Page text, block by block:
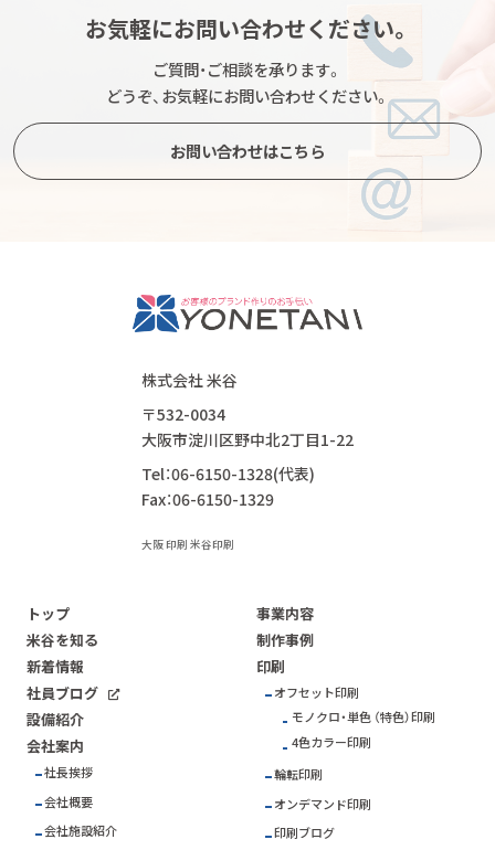
お気軽にお問い合わせください。
ご質問・ご相談を承ります。
どうぞ、お気軽にお問い合わせください。
お問い合わせはこちら
株式会社 米谷
〒532-0034
大阪市淀川区野中北2丁目1-22
Tel：06-6150-1328(代表)
Fax：06-6150-1329
大阪 印刷 米谷印刷
トップ
米谷を知る
新着情報
社員ブログ
設備紹介
会社案内
社長挨拶
会社概要
会社施設紹介
事業内容
制作事例
印刷
オフセット印刷
モノクロ・単色 （特色）印刷
4色カラー印刷
輪転印刷
オンデマンド印刷
印刷ブログ